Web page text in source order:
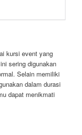
kursi event yang
sering digunakan
Selain memiliki
dalam durasi
dapat menikmati